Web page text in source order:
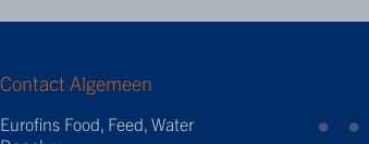
Contact Algemeen
Eurofins Food, Feed, Water